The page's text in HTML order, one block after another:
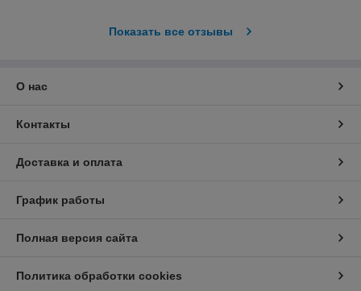
Показать все отзывы
О нас
Контакты
Доставка и оплата
График работы
Полная версия сайта
Политика обработки cookies